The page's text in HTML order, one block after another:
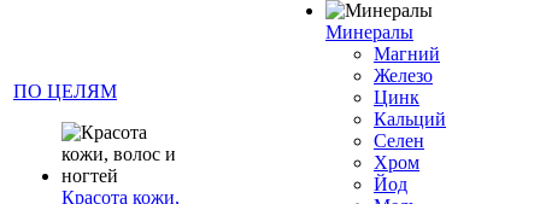
ПО ЦЕЛЯМ
Красота кожи,
Минералы
Магний
Железо
Цинк
Кальций
Селен
Хром
Йод